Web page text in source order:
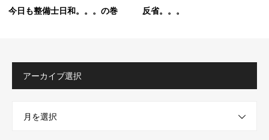
今日も整備士日和。。。の巻 反省。。。
アーカイブ選択
月を選択